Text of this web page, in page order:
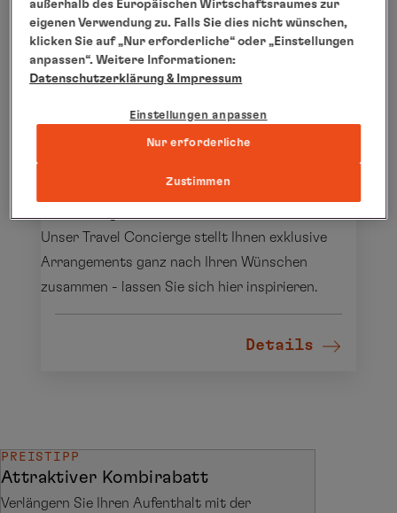
Concierge Tipp: Weissenhaus oder
Unser Travel Concierge stellt Ihnen exklusive
Arrangements ganz nach Ihren Wünschen
zusammen - lassen Sie sich hier inspirieren.
Details
PREISTIPP
Attraktiver Kombirabatt
Verlängern Sie Ihren Aufenthalt mit der
außerhalb des Europäischen Wirtschaftsraumes zur
eigenen Verwendung zu. Falls Sie dies nicht wünschen,
klicken Sie auf „Nur erforderliche“ oder „Einstellungen
anpassen“. Weitere Informationen:
Datenschutzerklärung & Impressum
Einstellungen anpassen
Nur erforderliche
Zustimmen